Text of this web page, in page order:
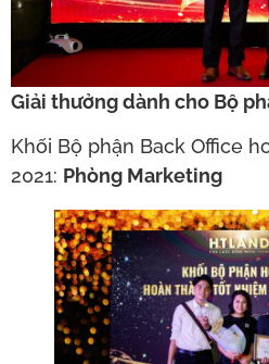
Giải thưởng dành cho Bộ
Khối Bộ phận Back Office
2021: Phòng Marketing